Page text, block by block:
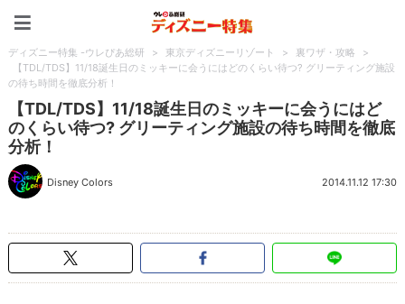
ディズニー特集 -ウレぴあ総研 > 東京ディズニーリゾート > 裏ワザ・攻略
>
【TDL/TDS】11/18誕生日のミッキーに会うにはどのくらい待つ? グリーティング施設
の待ち時間を徹底分析！
【TDL/TDS】11/18誕生日のミッキーに会うにはど
のくらい待つ? グリーティング施設の待ち時間を徹底
分析！
Disney Colors 2014.11.12 17:30